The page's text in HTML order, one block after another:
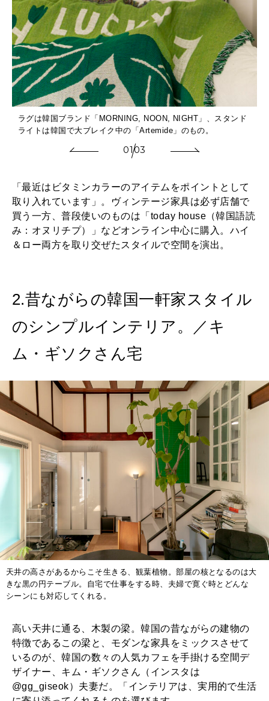
ラグは韓国ブランド「MORNING, NOON, NIGHT」、スタンド
ライトは韓国で大ブレイク中の「Artemide」のもの。
0103
「最近はビタミンカラーのアイテムをポイントとして
取り入れています」。ヴィンテージ家具は必ず店舗で
買う一方、普段使いのものは「today house（韓国語読
み：オヌリチプ）」などオンライン中心に購入。ハイ
＆ロー両方を取り交ぜたスタイルで空間を演出。
2.昔ながらの韓国一軒家スタイル
のシンプルインテリア。／キ
ム・ギソクさん宅
天井の高さがあるからこそ生きる、観葉植物。部屋の核となるのは大
きな黒の円テーブル。自宅で仕事をする時、夫婦で寛ぐ時とどんな
シーンにも対応してくれる。
高い天井に通る、木製の梁。韓国の昔ながらの建物の
特徴であるこの梁と、モダンな家具をミックスさせて
いるのが、韓国の数々の人気カフェを手掛ける空間デ
ザイナー、キム・ギソクさん（インスタは
@gg_giseok）夫妻だ。「インテリアは、実用的で生活